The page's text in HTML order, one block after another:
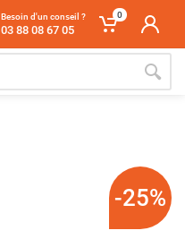
Besoin d'un conseil ?
03 88 08 67 05
0
-25%